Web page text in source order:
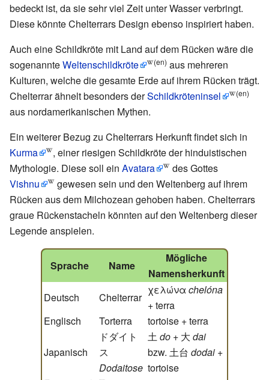
bedeckt ist, da sie sehr viel Zeit unter Wasser verbringt.
Diese könnte Chelterrars Design ebenso inspiriert haben.
Auch eine Schildkröte mit Land auf dem Rücken wäre die
sogenannteWeltenschildkröte (en) aus mehreren
Kulturen, welche die gesamte Erde auf ihrem Rücken trägt.
Chelterrar ähnelt besonders derSchildkröteninsel (en)
aus nordamerikanischen Mythen.
Ein weiterer Bezug zu Chelterrars Herkunft findet sich in
Kurma
, einer riesigen Schildkröte der hinduistischen
Mythologie. Diese soll ein Avatara
des Gottes
Vishnu
gewesen sein und den Weltenberg auf ihrem
Rücken aus dem Milchozean gehoben haben. Chelterrars
graue Rückenstacheln könnten auf den Weltenberg dieser
Legende anspielen.
Sprache Name
Mögliche
Namensherkunft
Deutsch
Chelterrar
χελώνα chelóna
+terra
Englisch
Torterra tortoise +terra
Japanisch
ドダイト
ス
Dodaitose
土do + 大 dai
bzw. 土台 dodai +
tortoise